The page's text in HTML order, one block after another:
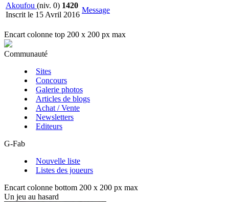
Akoufou (niv. 0) 1420
Inscrit le 15 Avril 2016
Message
Encart colonne top 200 x 200 px max
Communauté
Sites
Concours
Galerie photos
Articles de blogs
Achat / Vente
Newsletters
Editeurs
G-Fab
Nouvelle liste
Listes des joueurs
Encart colonne bottom 200 x 200 px max
Un jeu au hasard